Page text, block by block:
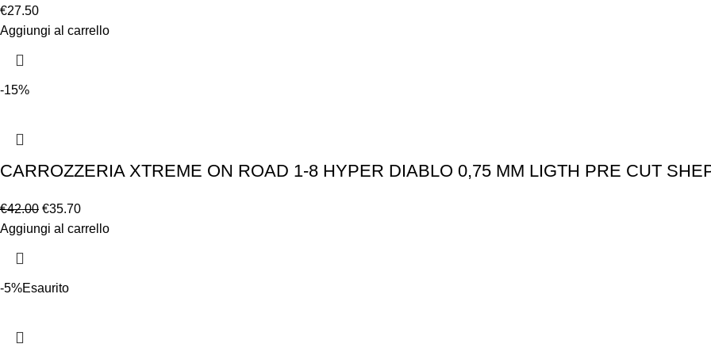
€27.50
Aggiungi al carrello
-15%
CARROZZERIA XTREME ON ROAD 1-8 HYPER DIABLO 0,75 MM LIGTH PRE CUT
€42.00 €35.70
Aggiungi al carrello
-5%Esaurito